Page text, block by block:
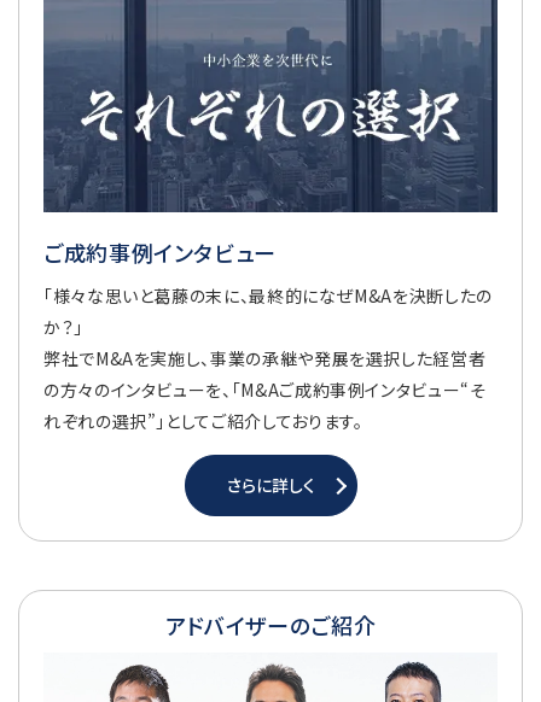
ご成約事例インタビュー
「様々な思いと葛藤の末に、最終的になぜM&Aを決断したの
か？」
弊社でM&Aを実施し、事業の承継や発展を選択した経営者
の方々のインタビューを、「M&Aご成約事例インタビュー“そ
れぞれの選択”」としてご紹介しております。
さらに詳しく
アドバイザーのご紹介